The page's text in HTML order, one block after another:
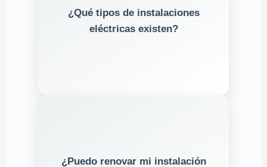
¿Qué tipos de instalaciones
eléctricas existen?
trifásica
(eventos). Todas
deben cumplir la
normativa REBT
¿Puedo renovar mi instalación
años
. El trabajo debe realizarlo un